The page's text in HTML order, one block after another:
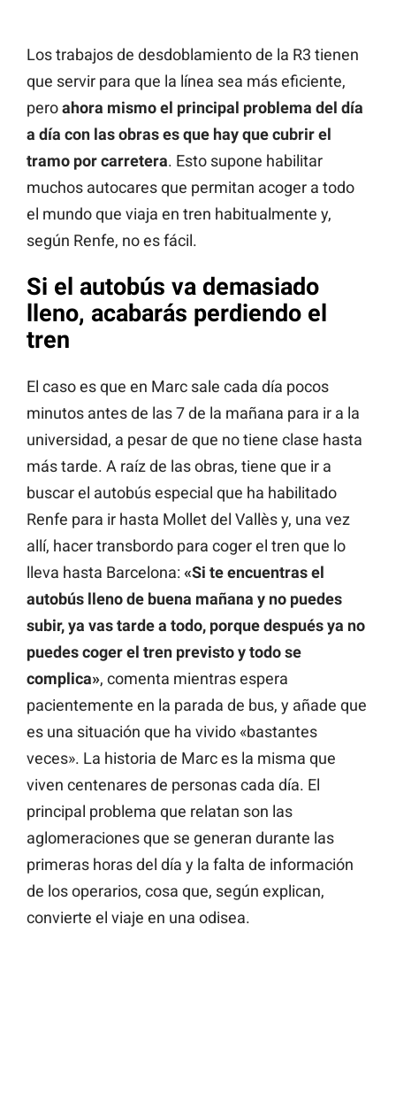
Los trabajos de desdoblamiento de la R3 tienen
que servir para que la línea sea más eficiente,
peroahora mismo el principal problema del día
a día con las obras es que hay que cubrir el
tramo por carretera. Esto supone habilitar
muchos autocares que permitan acoger a todo
el mundo que viaja en tren habitualmente y,
según Renfe, no es fácil.
Si el autobús va demasiado
lleno, acabarás perdiendo el
tren
El caso es que en Marc sale cada día pocos
minutos antes de las 7 de la mañana para ir a la
universidad, a pesar de que no tiene clase hasta
más tarde. A raíz de las obras, tiene que ir a
buscar el autobús especial que ha habilitado
Renfe para ir hasta Mollet del Vallès y, una vez
allí, hacer transbordo para coger el tren que lo
lleva hasta Barcelona: «Si te encuentras el
autobús lleno de buena mañana y no puedes
subir, ya vas tarde a todo, porque después ya no
puedes coger el tren previsto y todo se
complica», comenta mientras espera
pacientemente en la parada de bus, y añade que
es una situación que ha vivido «bastantes
veces». La historia de Marc es la misma que
viven centenares de personas cada día. El
principal problema que relatan son las
aglomeraciones que se generan durante las
primeras horas del día y la falta de información
de los operarios, cosa que, según explican,
convierte el viaje en una odisea.